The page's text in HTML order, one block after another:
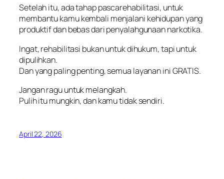
Setelah itu, ada tahap pascarehabilitasi, untuk
membantu kamu kembali menjalani kehidupan yang
produktif dan bebas dari penyalahgunaan narkotika.
Ingat, rehabilitasi bukan untuk dihukum, tapi untuk
dipulihkan.
Dan yang paling penting, semua layanan ini GRATIS.
Jangan ragu untuk melangkah.
Pulih itu mungkin, dan kamu tidak sendiri.
April 22, 2026